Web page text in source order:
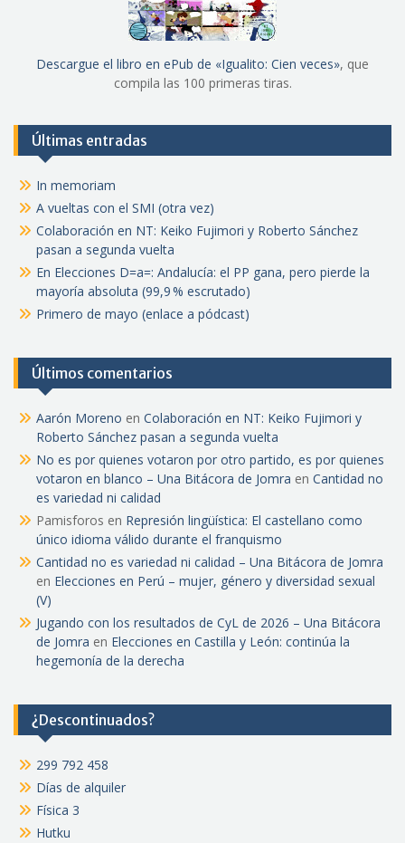
Descargue el libro en ePub de «Igualito: Cien veces», que
compila las 100 primeras tiras.
Últimas entradas
In memoriam
A vueltas con el SMI (otra vez)
Colaboración en NT: Keiko Fujimori y Roberto Sánchez
pasan a segunda vuelta
En Elecciones D=a=: Andalucía: el PP gana, pero pierde la
mayoría absoluta (99,9 % escrutado)
Primero de mayo (enlace a pódcast)
Últimos comentarios
Aarón Moreno en Colaboración en NT: Keiko Fujimori y
Roberto Sánchez pasan a segunda vuelta
No es por quienes votaron por otro partido, es por quienes
votaron en blanco – Una Bitácora de Jomra en Cantidad no
es variedad ni calidad
Pamisforos en Represión lingüística: El castellano como
único idioma válido durante el franquismo
Cantidad no es variedad ni calidad – Una Bitácora de Jomra
en Elecciones en Perú – mujer, género y diversidad sexual
(V)
Jugando con los resultados de CyL de 2026 – Una Bitácora
de Jomra en Elecciones en Castilla y León: continúa la
hegemonía de la derecha
¿Descontinuados?
299 792 458
Días de alquiler
Física 3
Hutku